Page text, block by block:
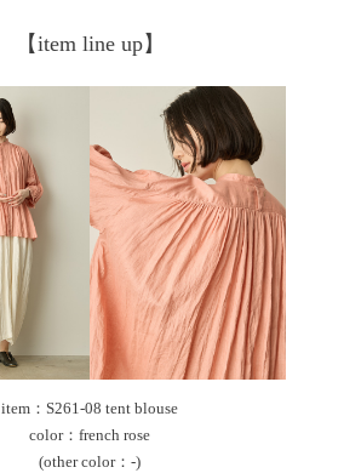
【item line up】
item：S261-08 tent blouse
color：french rose
(other color：-)